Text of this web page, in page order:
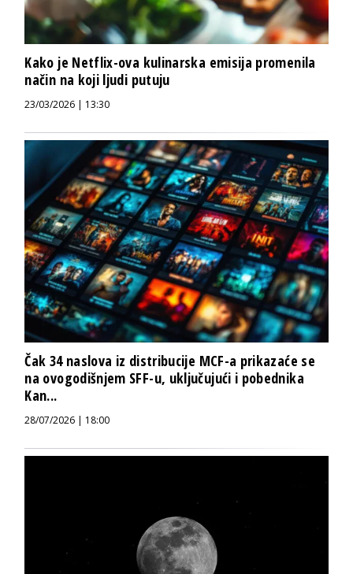
Kako je Netflix-ova kulinarska emisija promenila
način na koji ljudi putuju
23/03/2026 | 13:30
Čak 34 naslova iz distribucije MCF-a prikazaće se
na ovogodišnjem SFF-u, uključujući i pobednika
Kan...
28/07/2026 | 18:00